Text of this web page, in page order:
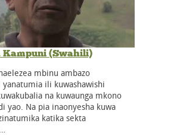
Kampuni (Swahili)
mbinu ambazo
ili kuwashawishi
na kuwaunga mkono
yao. Na pia inaonyesha kuwa
katika sekta